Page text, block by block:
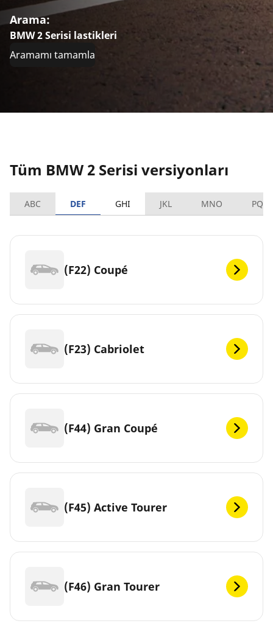
Arama:
BMW 2 Serisi lastikleri
Aramamı tamamla
Tüm BMW 2 Serisi versiyonları
ABC DEF GHI JKL MNO PQRS
(F22) Coupé
(F23) Cabriolet
(F44) Gran Coupé
(F45) Active Tourer
(F46) Gran Tourer